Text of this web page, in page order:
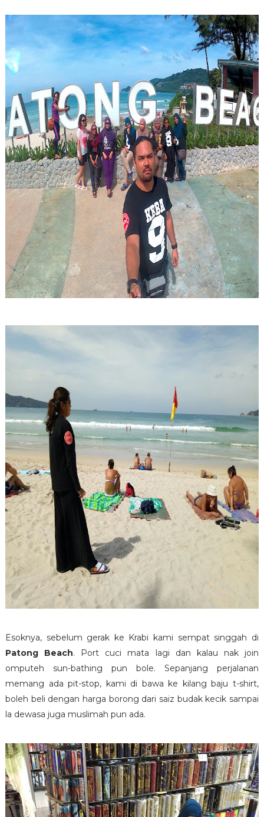
Esoknya, sebelum gerak ke Krabi kami sempat singgah di
Patong Beach. Port cuci mata lagi dan kalau nak join
omputeh sun-bathing pun bole. Sepanjang perjalanan
memang ada pit-stop, kami di bawa ke kilang baju t-shirt,
boleh beli dengan harga borong dari saiz budak kecik sampai
la dewasa juga muslimah pun ada.